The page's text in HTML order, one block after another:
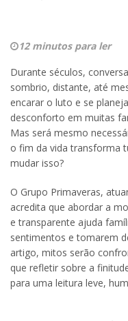
12 minutos para ler
Durante séculos,
sombrio, distante, até
encarar o luto e se
desconforto em muitas
Mas será mesmo
o fim da vida transforma
mudar isso?
O Grupo Primaveras,
acredita que abordar a
e transparente ajuda
sentimentos e tomarem
artigo, mitos serão
que refletir sobre a
para uma leitura leve,